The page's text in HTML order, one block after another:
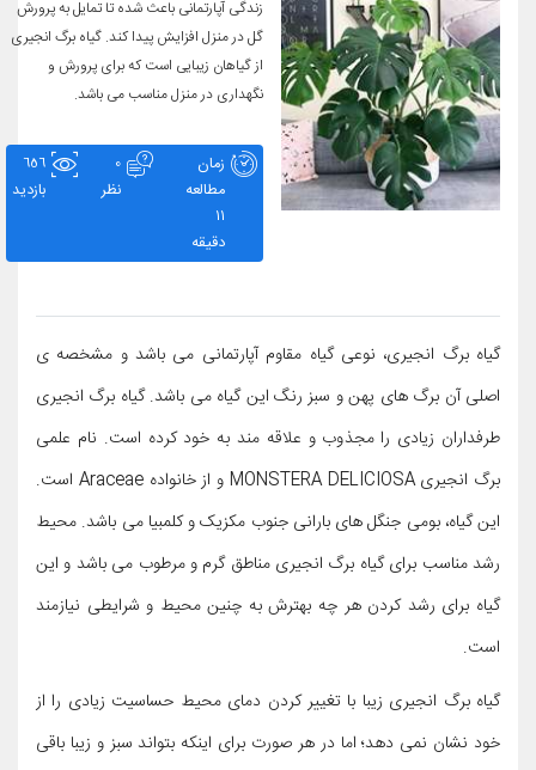
زندگی آپارتمانی باعث شده تا تمایل به پرورش
گل در منزل افزایش پیدا کند. گیاه برگ انجیری
از گیاهان زیبایی است که برای پرورش و
نگهداری در منزل مناسب می باشد.
زمان
مطالعه
11
دقیقه
0
نظر
656
بازدید
گیاه برگ انجیری، نوعی گیاه مقاوم آپارتمانی می باشد و مشخصه ی
اصلی آن برگ های پهن و سبز رنگ این گیاه می باشد. گیاه برگ انجیری
طرفداران زیادی را مجذوب و علاقه مند به خود کرده است. نام علمی
برگ انجیری MONSTERA DELICIOSA و از خانواده Araceae است.
این گیاه، بومی جنگل های بارانی جنوب مکزیک و کلمبیا می باشد. محیط
رشد مناسب برای گیاه برگ انجیری مناطق گرم و مرطوب می باشد و این
گیاه برای رشد کردن هر چه بهترش به چنین محیط و شرایطی نیازمند
است.
گیاه برگ انجیری زیبا با تغییر کردن دمای محیط حساسیت زیادی را از
خود نشان نمی دهد؛ اما در هر صورت برای اینکه بتواند سبز و زیبا باقی